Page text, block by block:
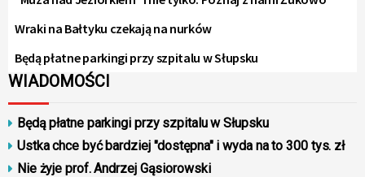
Wraki na Bałtyku czekają na nurków
Będą płatne parkingi przy szpitalu w Słupsku
WIADOMOŚCI
Będą płatne parkingi przy szpitalu w Słupsku
Ustka chce być bardziej "dostępna" i wyda na to 300 tys. zł
Nie żyje prof. Andrzej Gąsiorowski